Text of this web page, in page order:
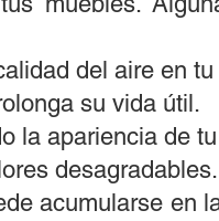
del aire en tu
su vida útil.
la apariencia de
desagradables.
acumularse en